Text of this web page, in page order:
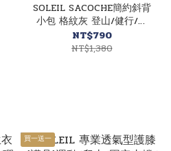
SOLEIL SACOCHE簡約斜背
小包 格紋灰 登山/健行/休
閒/戶外 70CTV5270
NT$790
NT$1,380
買一送一